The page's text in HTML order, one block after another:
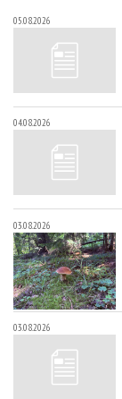
05.08.2026
04.08.2026
03.08.2026
03.08.2026